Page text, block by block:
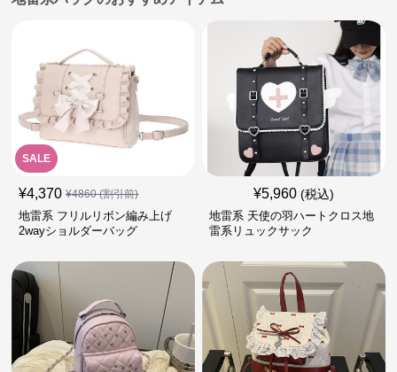
SALE
¥4,370 ¥4860(割引前)
地雷系 フリルリボン編み上げ
2wayショルダーバッグ
¥5,960 (税込)
地雷系 天使の羽ハートクロス地
雷系リュックサック